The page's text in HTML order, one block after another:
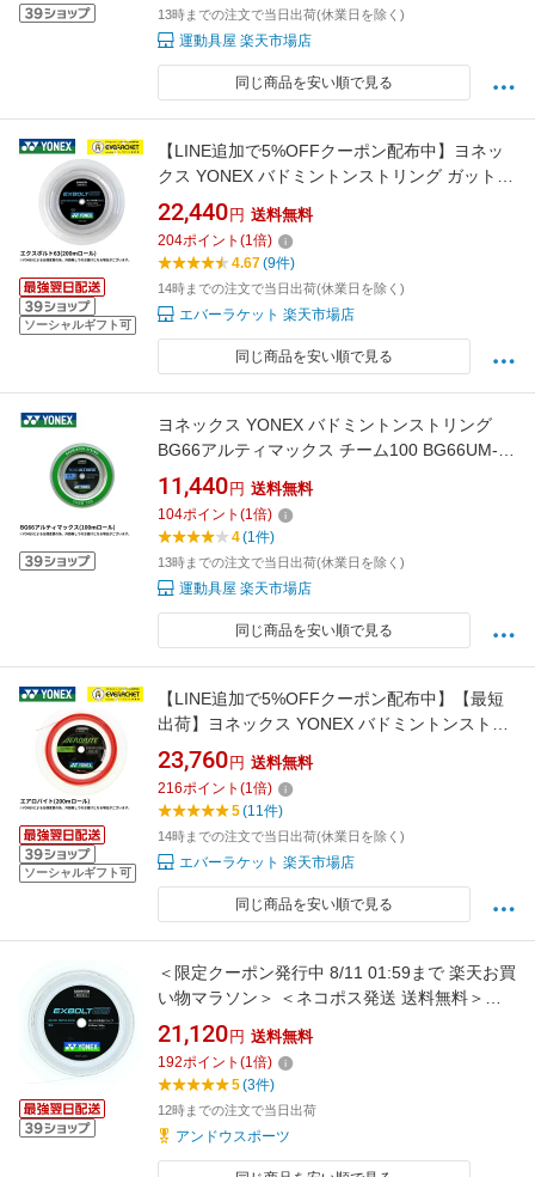
13時までの注文で当日出荷(休業日を除く)
運動具屋 楽天市場店
同じ商品を安い順で見る
ソーシャルギフト可
【LINE追加で5%OFFクーポン配布中】ヨネッ
クス YONEX バドミントンストリング ガット
エクスボルト63（200m） BGXB63-2 バドミン
トン【最短出荷】 ロール C-9
22,440 円 送料無料
204ポイント (1倍)
4.67(9件)
14時までの注文で当日出荷(休業日を除く)
エバーラケット 楽天市場店
同じ商品を安い順で見る
ヨネックス YONEX バドミントンストリング
BG66アルティマックス チーム100 BG66UM-1
バドミントン 100m
11,440 円 送料無料
104ポイント (1倍)
4(1件)
13時までの注文で当日出荷(休業日を除く)
運動具屋 楽天市場店
同じ商品を安い順で見る
ソーシャルギフト可
【LINE追加で5%OFFクーポン配布中】【最短
出荷】ヨネックス YONEX バドミントンストリ
ング ガット エアロバイト(200M) BGAB-2 ロー
ル C-9
23,760 円 送料無料
216ポイント (1倍)
5(11件)
14時までの注文で当日出荷(休業日を除く)
エバーラケット 楽天市場店
同じ商品を安い順で見る
＜限定クーポン発行中 8/11 01:59まで 楽天お買
い物マラソン＞ ＜ネコポス発送 送料無料＞
Yonex（ヨネックス） BGXB632 011 バドミ
ントン ガット エクスボルト63 200m ホワイ
ト 24FW
21,120 円 送料無料
192ポイント (1倍)
5(3件)
12時までの注文で当日出荷
アンドウスポーツ